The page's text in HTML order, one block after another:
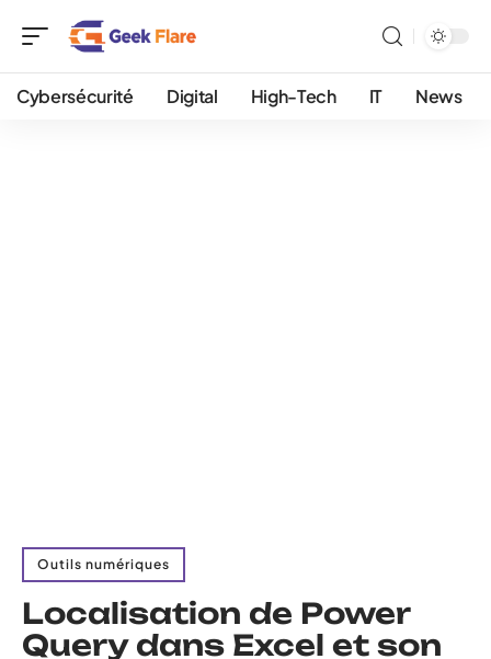
Cybersécurité Digital High-Tech IT News
Outils numériques
Localisation de Power
Query dans Excel et son